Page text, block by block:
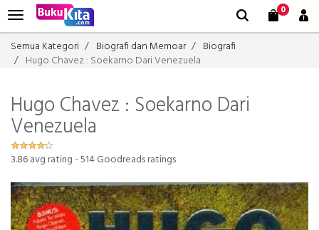
0
Semua Kategori Biografi dan Memoar
Biografi
Hugo Chavez : Soekarno Dari Venezuela
Hugo Chavez : Soekarno Dari
Venezuela
3.86avg rating -514Goodreads ratings